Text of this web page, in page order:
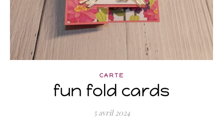
CARTE
fun fold cards
5 avril 2024